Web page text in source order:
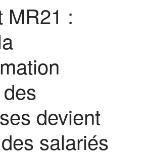
Entreprise & Démocratie
Entreprise & droits humains
Entreprise & gouvernance
Rapport MR21 : Qu’est-ce qu’un
Rapport MR21 : Quand la
transformation durable des
entreprises devient l’affaire des
salariés
MR21 :
devient
salariés